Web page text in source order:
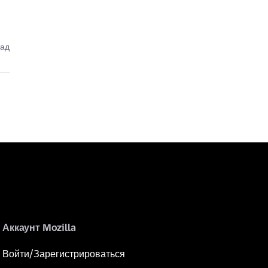
Аккаунт Mozilla
Войти/Зарегистрироваться